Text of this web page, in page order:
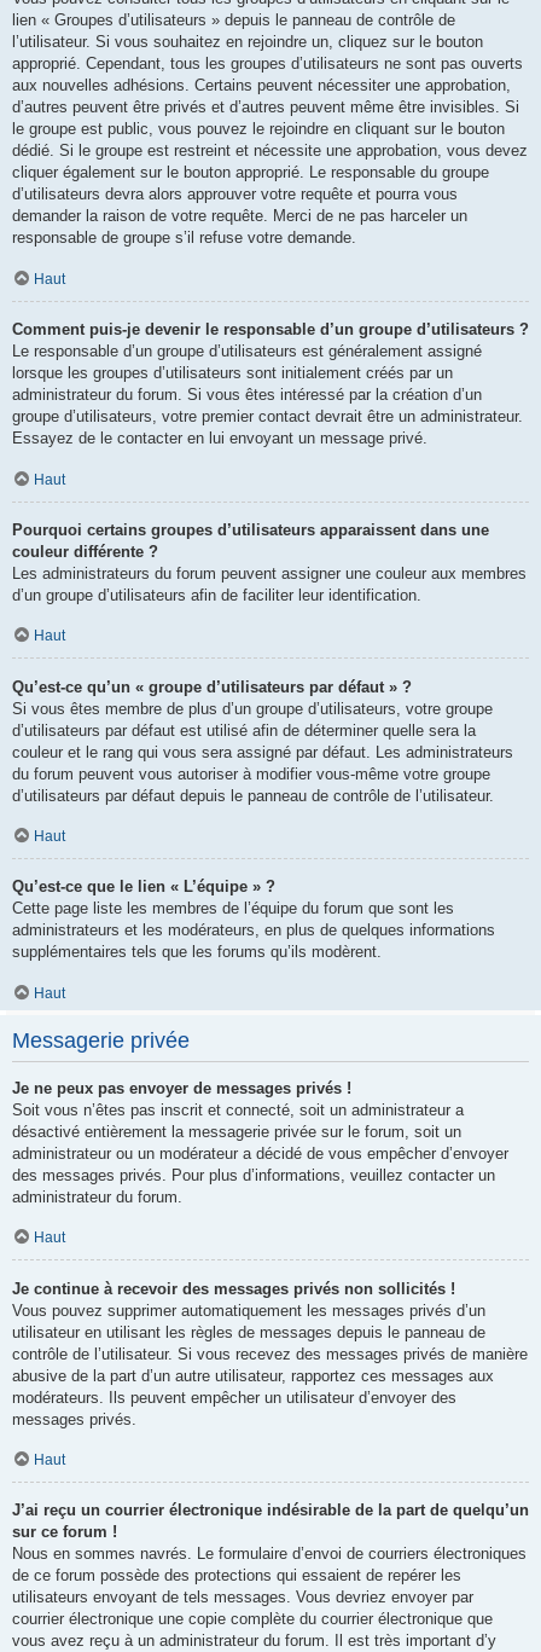
lien « Groupes d’utilisateurs » depuis le panneau de contrôle de
l’utilisateur. Si vous souhaitez en rejoindre un, cliquez sur le bouton
approprié. Cependant, tous les groupes d’utilisateurs ne sont pas ouverts
aux nouvelles adhésions. Certains peuvent nécessiter une approbation,
d’autres peuvent être privés et d’autres peuvent même être invisibles. Si
le groupe est public, vous pouvez le rejoindre en cliquant sur le bouton
dédié. Si le groupe est restreint et nécessite une approbation, vous devez
cliquer également sur le bouton approprié. Le responsable du groupe
d’utilisateurs devra alors approuver votre requête et pourra vous
demander la raison de votre requête. Merci de ne pas harceler un
responsable de groupe s’il refuse votre demande.
Haut
Comment puis-je devenir le responsable d’un groupe d’utilisateurs ?
Le responsable d’un groupe d’utilisateurs est généralement assigné
lorsque les groupes d’utilisateurs sont initialement créés par un
administrateur du forum. Si vous êtes intéressé par la création d’un
groupe d’utilisateurs, votre premier contact devrait être un administrateur.
Essayez de le contacter en lui envoyant un message privé.
Haut
Pourquoi certains groupes d’utilisateurs apparaissent dans une
couleur différente ?
Les administrateurs du forum peuvent assigner une couleur aux membres
d’un groupe d’utilisateurs afin de faciliter leur identification.
Haut
Qu’est-ce qu’un « groupe d’utilisateurs par défaut » ?
Si vous êtes membre de plus d’un groupe d’utilisateurs, votre groupe
d’utilisateurs par défaut est utilisé afin de déterminer quelle sera la
couleur et le rang qui vous sera assigné par défaut. Les administrateurs
du forum peuvent vous autoriser à modifier vous-même votre groupe
d’utilisateurs par défaut depuis le panneau de contrôle de l’utilisateur.
Haut
Qu’est-ce que le lien « L’équipe » ?
Cette page liste les membres de l’équipe du forum que sont les
administrateurs et les modérateurs, en plus de quelques informations
supplémentaires tels que les forums qu’ils modèrent.
Haut
Messagerie privée
Je ne peux pas envoyer de messages privés !
Soit vous n’êtes pas inscrit et connecté, soit un administrateur a
désactivé entièrement la messagerie privée sur le forum, soit un
administrateur ou un modérateur a décidé de vous empêcher d’envoyer
des messages privés. Pour plus d’informations, veuillez contacter un
administrateur du forum.
Haut
Je continue à recevoir des messages privés non sollicités !
Vous pouvez supprimer automatiquement les messages privés d’un
utilisateur en utilisant les règles de messages depuis le panneau de
contrôle de l’utilisateur. Si vous recevez des messages privés de manière
abusive de la part d’un autre utilisateur, rapportez ces messages aux
modérateurs. Ils peuvent empêcher un utilisateur d’envoyer des
messages privés.
Haut
J’ai reçu un courrier électronique indésirable de la part de quelqu’un
sur ce forum !
Nous en sommes navrés. Le formulaire d’envoi de courriers électroniques
de ce forum possède des protections qui essaient de repérer les
utilisateurs envoyant de tels messages. Vous devriez envoyer par
courrier électronique une copie complète du courrier électronique que
vous avez reçu à un administrateur du forum. Il est très important d’y